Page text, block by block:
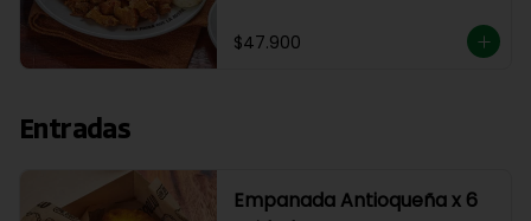
$47.900
Entradas
Empanada Antioqueña x 6